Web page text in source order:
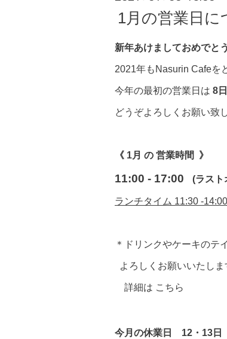
1月の営業日に
新年あけましておめでと
2021年もNasurin Cafeを
今年の最初の営業日は 8
どうぞよろしくお願い致
《 1月 の 営業時間 》
11:00 - 17:00 (ラスト
ランチタイム 11:30 -14:00
＊ドリンクやケーキのテ
よろしくお願いいたしま
詳細は こちら
今月の休業日 12・13日